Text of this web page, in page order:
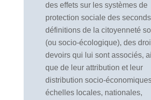
des effets sur les systèmes de
protection sociale des
définitions de la citoyenneté
(ou socio-écologique), des
devoirs qui lui sont associés,
que de leur attribution et leur
distribution socio-
échelles locales, nationales,